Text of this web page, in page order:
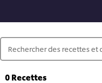
0Recettes